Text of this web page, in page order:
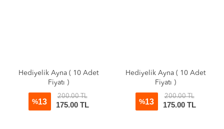
Hediyelik Ayna ( 10 Adet
Fiyatı )
%13
200.00 TL
175.00 TL
Hediyelik Ayna ( 10 Adet
Fiyatı )
%13
200.00 TL
175.00 TL